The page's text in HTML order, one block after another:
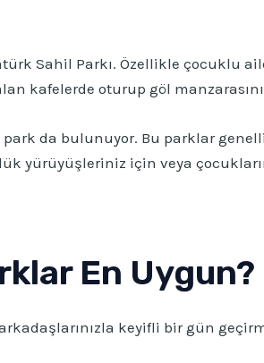
Sahil Parkı. Özellikle çocuklu
kafelerde oturup göl
da bulunuyor. Bu parklar
yürüyüşleriniz için veya
En Uygun?
keyifli bir gün